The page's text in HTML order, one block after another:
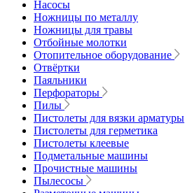
Насосы
Ножницы по металлу
Ножницы для травы
Отбойные молотки
Отопительное оборудование
Отвёртки
Паяльники
Перфораторы
Пилы
Пистолеты для вязки арматуры
Пистолеты для герметика
Пистолеты клеевые
Подметальные машины
Прочистные машины
Пылесосы